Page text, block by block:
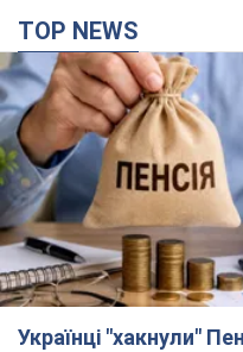
TOP NEWS
Українці "хакнули"